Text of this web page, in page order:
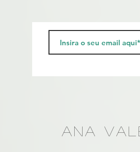
ANA